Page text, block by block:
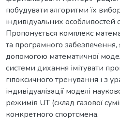
побудувати алгоритми їх
індивідуальних
Пропонується комплекс
та програмного забезпечення,
допомогою математичної
системи дихання імітувати
гіпоксичного тренування і з
індивідуалізації моделі
режимів UT (склад газової
конкретного спортсмена.